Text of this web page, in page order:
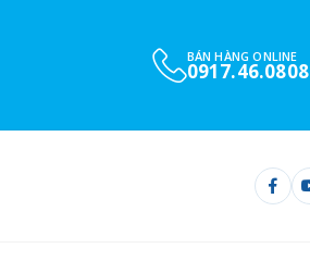
BÁN HÀNG ONLINE
0917.46.0808